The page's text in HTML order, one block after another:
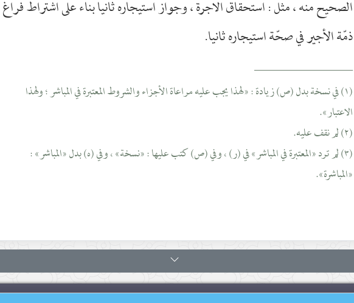
الصحيح منه ، مثل : استحقاق الاجرة ، وجواز استيجاره ثانيا بناء على اشتراط فراغ
ذمّة الأجير في صحّة استيجاره ثانيا.
__________________
(١) في نسخة بدل (ص) زيادة : «لهذا يجب عليه مراعاة الأجزاء والشروط المعتبرة في المباشر ؛ ولهذا
الاعتبار».
(٢) لم نقف عليه.
(٣) لم ترد «المعتبرة في المباشر» في (ر) ، وفي (ص) كتب عليها : «نسخة» ، وفي (ه) بدل «المباشر» :
«المباشرة».